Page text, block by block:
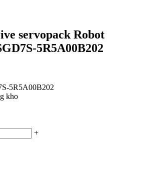
servopack Robot
5R5A00B202
5R5A00B202
kho
+